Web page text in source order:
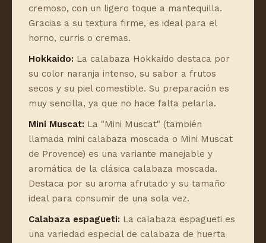
cremoso, con un ligero toque a mantequilla.
Gracias a su textura firme, es ideal para el
horno, curris o cremas.
Hokkaido: La calabaza Hokkaido destaca por
su color naranja intenso, su sabor a frutos
secos y su piel comestible. Su preparación es
muy sencilla, ya que no hace falta pelarla.
Mini Muscat: La "Mini Muscat" (también
llamada mini calabaza moscada o Mini Muscat
de Provence) es una variante manejable y
aromática de la clásica calabaza moscada.
Destaca por su aroma afrutado y su tamaño
ideal para consumir de una sola vez.
Calabaza espagueti: La calabaza espagueti es
una variedad especial de calabaza de huerta